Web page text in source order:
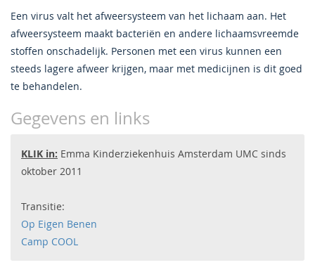
Een virus valt het afweersysteem van het lichaam aan. Het
afweersysteem maakt bacteriën en andere lichaamsvreemde
stoffen onschadelijk. Personen met een virus kunnen een
steeds lagere afweer krijgen, maar met medicijnen is dit goed
te behandelen.
Gegevens en links
KLIK in: Emma Kinderziekenhuis Amsterdam UMC sinds
oktober 2011
Transitie:
Op Eigen Benen
Camp COOL